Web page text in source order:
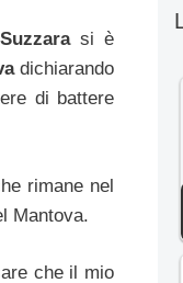
Suzzarasi è
dichiarando
di battere
rimane nel
Mantova.
che il mio